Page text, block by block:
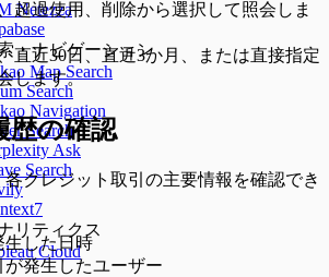
Netezza
・ナビゲーション
Map Search
Search
Navigation
Search
Ask
Search
リティクス
Cloud
超過使用、削除から選択して照会しま
直近30日、直近3か月、または直接指定
します。
歴の確認
クレジット取引の主要情報を確認でき
生した日時
が発生したユーザー